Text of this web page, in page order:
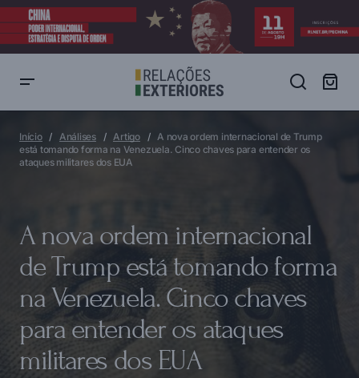
Venezuela. Cinco chaves para entender os ataques militares dos
EUA
Início Análises Artigo
A nova ordem internacional de Trump
está tomando forma na Venezuela. Cinco chaves para entender os
ataques militares dos EUA
A nova ordem internacional
de Trump está tomando forma
na Venezuela. Cinco chaves
para entender os ataques
militares dos EUA